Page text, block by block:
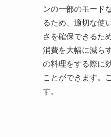
ンの一部のモード
るため、適切な使
さを確保できるた
消費を大幅に減ら
の料理をする際に
ことができます。
す。